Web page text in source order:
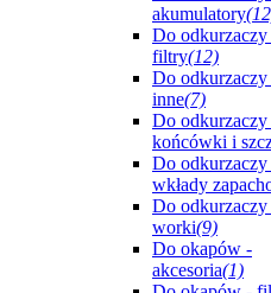
akumulatory
Do odkurzaczy
filtry(12)
Do odkurzaczy
inne(7)
Do odkurzaczy
końcówki i
Do odkurzaczy
wkłady
Do odkurzaczy
worki(9)
Do okapów -
akcesoria(1)